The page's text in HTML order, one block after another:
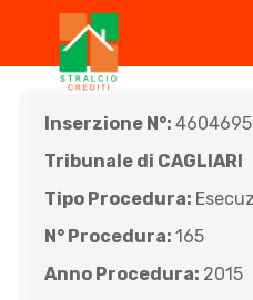
Inserzione N°: 4604695
Tribunale di CAGLIARI
Tipo Procedura:
N° Procedura: 165
Anno Procedura: 2015